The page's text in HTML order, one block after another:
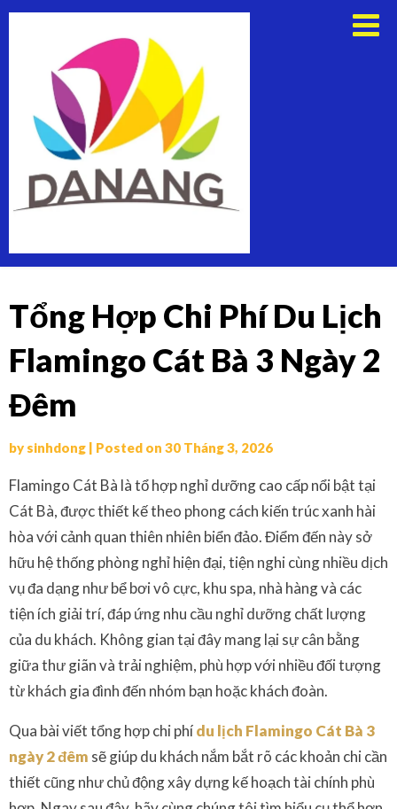
Skip
Tổng Hợp Chi Phí Du Lịch
Flamingo Cát Bà 3 Ngày 2
Đêm
by sinhdong | Posted on 30 Tháng 3, 2026
Flamingo Cát Bà là tổ hợp nghỉ dưỡng cao cấp nổi bật tại
Cát Bà, được thiết kế theo phong cách kiến trúc xanh hài
hòa với cảnh quan thiên nhiên biển đảo. Điểm đến này sở
hữu hệ thống phòng nghỉ hiện đại, tiện nghi cùng nhiều dịch
vụ đa dạng như bể bơi vô cực, khu spa, nhà hàng và các
tiện ích giải trí, đáp ứng nhu cầu nghỉ dưỡng chất lượng
của du khách. Không gian tại đây mang lại sự cân bằng
giữa thư giãn và trải nghiệm, phù hợp với nhiều đối tượng
từ khách gia đình đến nhóm bạn hoặc khách đoàn.
Qua bài viết tổng hợp chi phídu lịch Flamingo Cát Bà 3
ngày 2 đêm sẽ giúp du khách nắm bắt rõ các khoản chi cần
thiết cũng như chủ động xây dựng kế hoạch tài chính phù